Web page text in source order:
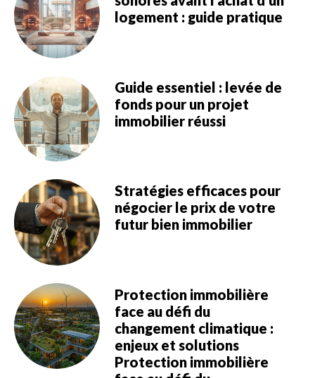
logement : guide pratique
Guide essentiel : levée de
fonds pour un projet
immobilier réussi
Stratégies efficaces pour
négocier le prix de votre
futur bien immobilier
Protection immobilière
face au défi du
changement climatique :
enjeux et solutions
Protection immobilière